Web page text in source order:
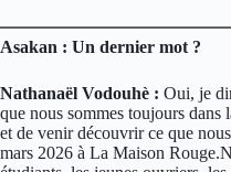
Asakan : Un dernier mot ?
Nathanaël Vodouhè : Oui, je
que nous sommes toujours
et de venir découvrir ce que
mars 2026 à La Maison